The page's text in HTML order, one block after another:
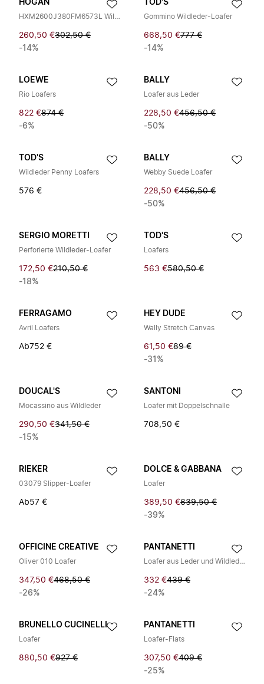
HOGAN
HXM2600J380FM6573L Wildleder Slipper
260,50 €302,50 €
-14%
TOD'S
Gommino Wildleder-Loafer
668,50 €777 €
-14%
LOEWE
Rio Loafers
822 €874 €
-6%
BALLY
Loafer aus Leder
228,50 €456,50 €
-50%
TOD'S
Wildleder Penny Loafers
576 €
BALLY
Webby Suede Loafer
228,50 €456,50 €
-50%
SERGIO MORETTI
Perforierte Wildleder-Loafer
172,50 €210,50 €
-18%
TOD'S
Loafers
563 €580,50 €
FERRAGAMO
Avril Loafers
Ab752 €
HEY DUDE
Wally Stretch Canvas
61,50 €89 €
-31%
DOUCAL'S
Mocassino aus Wildleder
290,50 €341,50 €
-15%
SANTONI
Loafer mit Doppelschnalle
708,50 €
RIEKER
03079 Slipper-Loafer
Ab57 €
DOLCE & GABBANA
Loafer
389,50 €639,50 €
-39%
OFFICINE CREATIVE
Oliver 010 Loafer
347,50 €468,50 €
-26%
PANTANETTI
Loafer aus Leder und Wildleder
332 €439 €
-24%
BRUNELLO CUCINELLI
Loafer
880,50 €927 €
PANTANETTI
Loafer-Flats
307,50 €409 €
-25%